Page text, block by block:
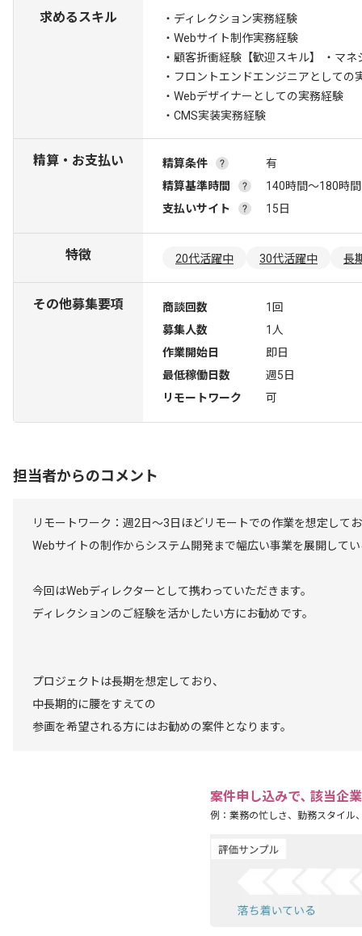
求めるスキル
・ディレクション実務経験
・Webサイト制作実務経験
・顧客折衝経験 【歓迎スキル】 ・マ
・フロントエンドエンジニアとしての
・Webデザイナーとしての実務経験
・CMS実装実務経験
精算・お支払い 精算条件
有
精算基準時間
140時間〜180時間
支払いサイト
15日
特徴 20代活躍中 30代活躍中 長
その他募集要項 商談回数
1回
募集人数
1人
作業開始日
即日
最低稼働日数
週5日
リモートワーク
可
担当者からのコメント
リモートワーク：週2日～3日ほどリモートでの作業を想定して
Webサイトの制作からシステム開発まで幅広い事業を展開して
今回はWebディレクターとして携わっていただきます。
ディレクションのご経験を活かしたい方にお勧めです。
プロジェクトは長期を想定しており、
中長期的に腰をすえての
参画を希望される方にはお勧めの案件となります。
案件申し込みで､ 該当企
例：業務の忙しさ、勤務スタイル